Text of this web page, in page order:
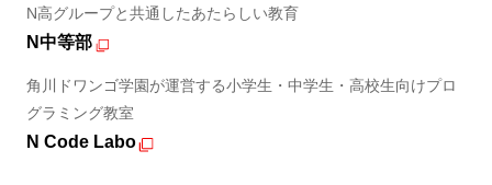
N高グループと共通したあたらしい教育
N中等部
角川ドワンゴ学園が運営する小学生・中学生・高校生向けプロ
グラミング教室
N Code Labo